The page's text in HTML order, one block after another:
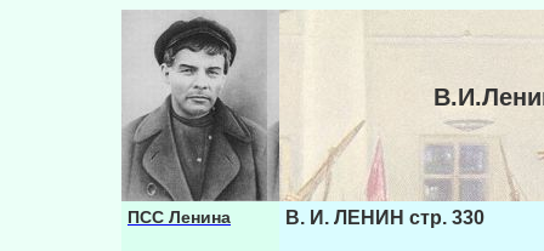
ПСС Ленина В. И. ЛЕНИН стр. 330